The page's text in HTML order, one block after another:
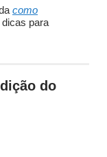
como
para
do